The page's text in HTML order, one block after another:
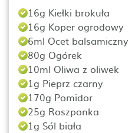
16g Kiełki brokuła
16g Koper ogrodowy
6ml Ocet balsamiczny
80g Ogórek
10ml Oliwa z oliwek
1g Pieprz czarny
170g Pomidor
25g Roszponka
1g Sól biała